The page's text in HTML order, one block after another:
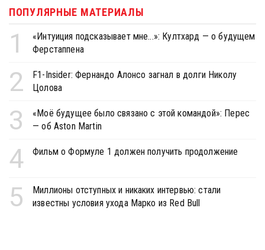
ПОПУЛЯРНЫЕ МАТЕРИАЛЫ
1
«Интуиция подсказывает мне...»: Култхард — о будущем
Ферстаппена
2
F1-Insider: Фернандо Алонсо загнал в долги Николу
Цолова
3
«Моё будущее было связано с этой командой»: Перес
— об Aston Martin
4 Фильм о Формуле 1 должен получить продолжение
5
Миллионы отступных и никаких интервью: стали
известны условия ухода Марко из Red Bull